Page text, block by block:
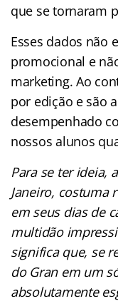
que se tornaram
Esses dados não
promocional e
marketing. Ao
por edição e são
desempenhado
nossos alunos
Para se ter ideia,
Janeiro, costuma
em seus dias de
multidão
significa que, se
do Gran em um
absolutamente